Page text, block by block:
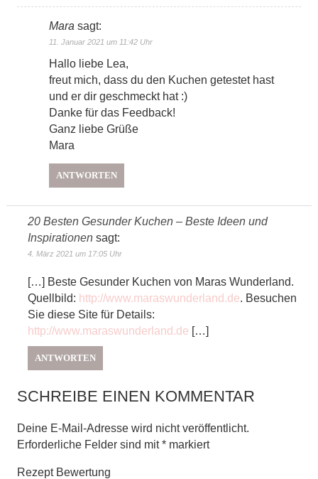
Mara sagt:
11. Januar 2021 um 11:42 Uhr
Hallo liebe Lea,
freut mich, dass du den Kuchen getestet hast
und er dir geschmeckt hat :)
Danke für das Feedback!
Ganz liebe Grüße
Mara
ANTWORTEN
20 Besten Gesunder Kuchen – Beste Ideen und
Inspirationen sagt:
4. März 2021 um 17:05 Uhr
[…] Beste Gesunder Kuchen von Maras Wunderland.
Quellbild: http://www.maraswunderland.de. Besuchen
Sie diese Site für Details:
http://www.maraswunderland.de […]
ANTWORTEN
SCHREIBE EINEN KOMMENTAR
Deine E-Mail-Adresse wird nicht veröffentlicht.
Erforderliche Felder sind mit*markiert
Rezept Bewertung